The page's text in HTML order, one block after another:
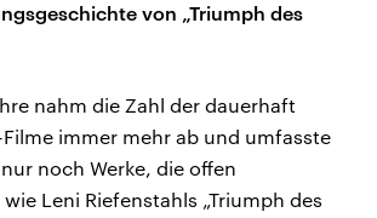
von „Triumph des
nahm die Zahl der dauerhaft
immer mehr ab und umfasste
noch Werke, die offen
Leni Riefenstahls „Triumph des